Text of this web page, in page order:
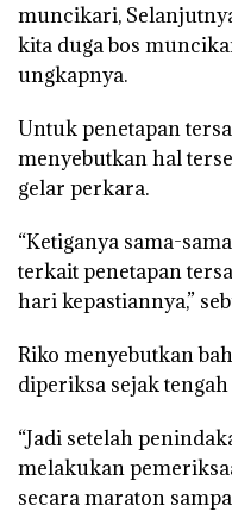
muncikari,
kita duga bos
ungkapnya.
Untuk penetapan
menyebutkan hal
gelar perkara.
“Ketiganya sama-
terkait penetapan
hari kepastiannya,”
Riko menyebutkan
diperiksa sejak
“Jadi setelah
melakukan
secara maraton